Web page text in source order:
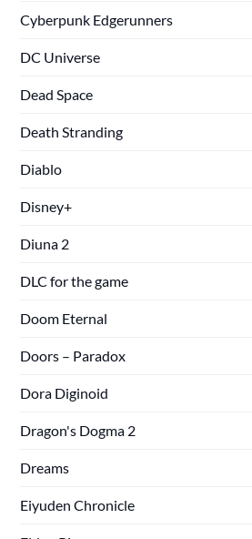
Cyberpunk Edgerunners
DC Universe
Dead Space
Death Stranding
Diablo
Disney+
Diuna 2
DLC for the game
Doom Eternal
Doors – Paradox
Dora Diginoid
Dragon's Dogma 2
Dreams
Eiyuden Chronicle